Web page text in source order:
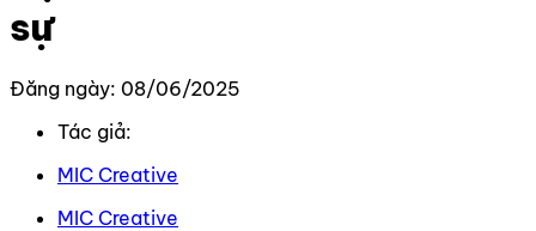
sự
Đăng ngày: 08/06/2025
Tác giả:
MIC Creative
MIC Creative